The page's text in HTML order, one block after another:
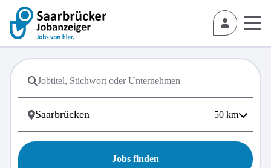
50 km
Jobs finden